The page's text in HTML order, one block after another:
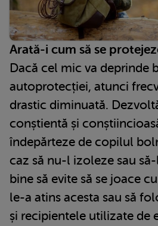
Arată-i cum să se
Dacă cel mic va deprinde
autoprotecției, atunci
drastic diminuată.
conștientă și
îndepărteze de copilul
caz să nu-l izoleze sau
bine să evite să se joace
le-a atins acesta sau să
și recipientele utilizate de